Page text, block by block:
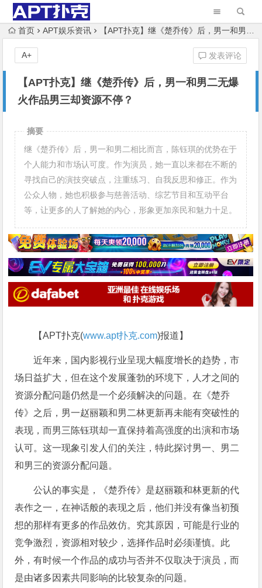
首页 APT娱乐资讯 【APT扑克】继《楚乔传》后，男一和男二无爆火作品男三却资源不停？
【APT扑克】继《楚乔传》后，男一和男二无爆
火作品男三却资源不停？
发表评论
A+
摘要
继《楚乔传》后，男一和男二相比而言，陈钰琪的优势在于
个人能力和市场认可度。作为演员，她一直以来都在不断的
寻找自己的演技突破点，注重练习、自我反思和修正。作为
公众人物，她也积极参与慈善活动、综艺节目和互动平台
等，让更多的人了解她的内心，形象更加亲民和魅力十足。
【APT扑克(www.apt扑克.com)报道】
近年来，国内影视行业呈现大幅度增长的趋势，市
场日益扩大，但在这个发展蓬勃的环境下，人才之间的
资源分配问题仍然是一个必须解决的问题。在《楚乔
传》之后，男一赵丽颖和男二林更新再未能有突破性的
表现，而男三陈钰琪却一直保持着高强度的出演和市场
认可。这一现象引发人们的关注，特此探讨男一、男二
和男三的资源分配问题。
公认的事实是，《楚乔传》是赵丽颖和林更新的代
表作之一，在神话般的表现之后，他们并没有像当初预
想的那样有更多的作品效仿。究其原因，可能是行业的
竞争激烈，资源相对较少，选择作品时必须谨慎。此
外，有时候一个作品的成功与否并不仅取决于演员，而
是由诸多因素共同影响的比较复杂的问题。